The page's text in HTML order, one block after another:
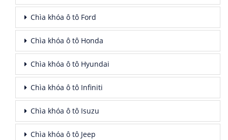
Chìa khóa ô tô Ford
Chìa khóa ô tô Honda
Chìa khóa ô tô Hyundai
Chìa khóa ô tô Infiniti
Chìa khóa ô tô Isuzu
Chìa khóa ô tô Jeep